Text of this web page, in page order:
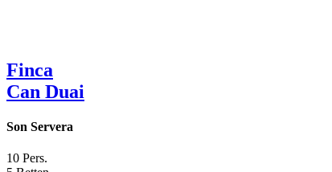
Finca
Can Duai
Son Servera
10 Pers.